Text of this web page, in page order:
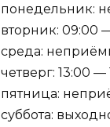
понедельник:
вторник: 09:00
среда:
четверг: 13:00 —
пятница:
суббота: